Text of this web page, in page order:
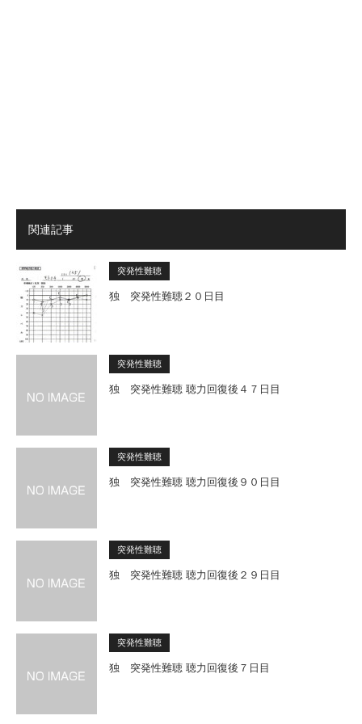
関連記事
突発性難聴
独 突発性難聴２０日目
突発性難聴
独 突発性難聴 聴力回復後４７日目
突発性難聴
独 突発性難聴 聴力回復後９０日目
突発性難聴
独 突発性難聴 聴力回復後２９日目
突発性難聴
独 突発性難聴 聴力回復後７日目